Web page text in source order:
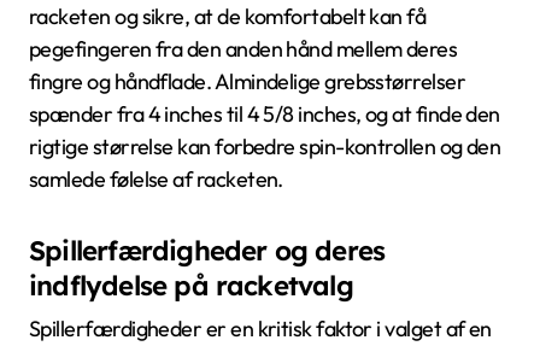
racketen og sikre, at de komfortabelt kan få
pegefingeren fra den anden hånd mellem deres
fingre og håndflade. Almindelige grebsstørrelser
spænder fra 4 inches til 4 5/8 inches, og at finde den
rigtige størrelse kan forbedre spin-kontrollen og den
samlede følelse af racketen.
Spillerfærdigheder og deres
indflydelse på racketvalg
Spillerfærdigheder er en kritisk faktor i valget af en